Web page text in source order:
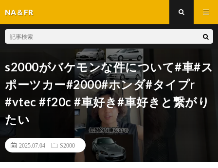
NA＆FR
s2000がバケモンな件について#車#ス
ポーツカー#2000#ホンダ#タイプr
#vtec #f20c #車好き#車好きと繋がり
たい
2025.07.04 S2000